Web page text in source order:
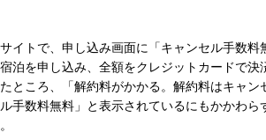
イトで、申し込み画面に「キャンセル手数
泊を申し込み、全額をクレジットカードで
ところ、「解約料がかかる。解約料はキャ
手数料無料」と表示されているにもかかわ